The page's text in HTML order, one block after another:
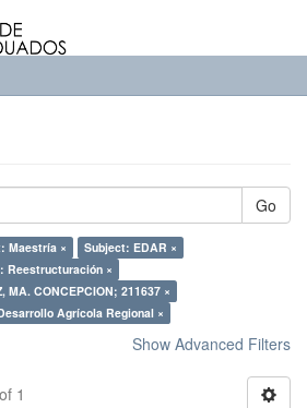
Go
Maestría ×
Subject: EDAR ×
Reestructuración ×
MA. CONCEPCION; 211637 ×
Agrícola Regional ×
Show Advanced Filters
1